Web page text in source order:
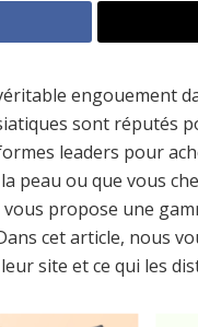
engouement
sont réputés
leaders pour
peau ou que vous
vous propose une
cet article, nous
site et ce qui les